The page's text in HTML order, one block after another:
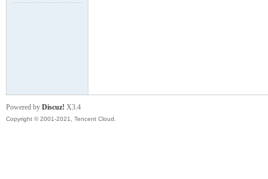
Powered by Discuz! X3.4
Copyright © 2001-2021, Tencent Cloud.